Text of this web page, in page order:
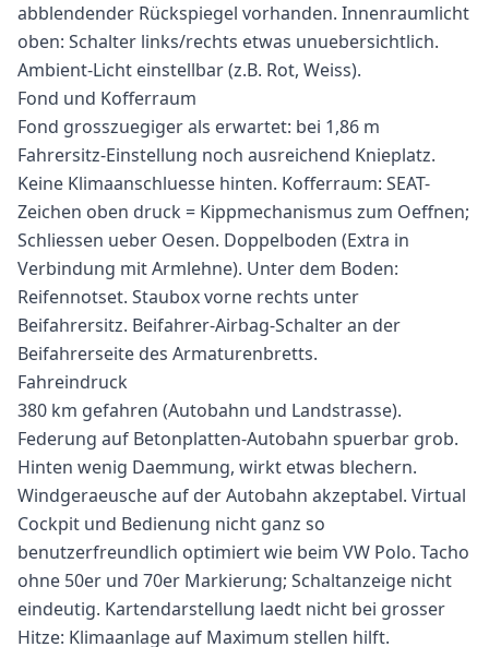
abblendender Rückspiegel vorhanden. Innenraumlicht
oben: Schalter links/rechts etwas unuebersichtlich.
Ambient-Licht einstellbar (z.B. Rot, Weiss).
Fond und Kofferraum
Fond grosszuegiger als erwartet: bei 1,86 m
Fahrersitz-Einstellung noch ausreichend Knieplatz.
Keine Klimaanschluesse hinten. Kofferraum: SEAT-
Zeichen oben druck = Kippmechanismus zum Oeffnen;
Schliessen ueber Oesen. Doppelboden (Extra in
Verbindung mit Armlehne). Unter dem Boden:
Reifennotset. Staubox vorne rechts unter
Beifahrersitz. Beifahrer-Airbag-Schalter an der
Beifahrerseite des Armaturenbretts.
Fahreindruck
380 km gefahren (Autobahn und Landstrasse).
Federung auf Betonplatten-Autobahn spuerbar grob.
Hinten wenig Daemmung, wirkt etwas blechern.
Windgeraeusche auf der Autobahn akzeptabel. Virtual
Cockpit und Bedienung nicht ganz so
benutzerfreundlich optimiert wie beim VW Polo. Tacho
ohne 50er und 70er Markierung; Schaltanzeige nicht
eindeutig. Kartendarstellung laedt nicht bei grosser
Hitze: Klimaanlage auf Maximum stellen hilft.